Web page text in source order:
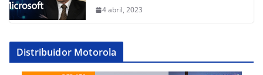
4 abril, 2023
Distribuidor Motorola